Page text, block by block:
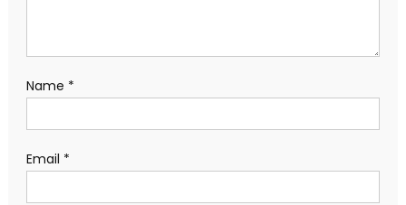
Name *
Email *